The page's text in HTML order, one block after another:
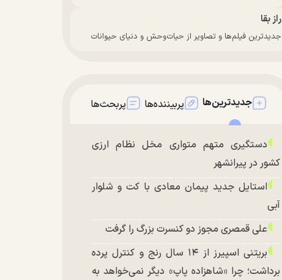
راز بقا
جدیدترین فیلم‌ها و تصاویر از حیات‌وحش و دنیای حیوانات
جدیدترین‌ها پربیننده‌ها پربحث‌ها
دستگیری متهم متواری مخل نظام ارزی
کشور در پیرانشهر
استایل جدید پیمان معادی با کت و شلوار
آبی
علی قمصری مجوز دو کنسرت بزرگ را گرفت
بریتنی اسپیرز از ۱۴ سال رنج و کنترل پرده
برداشت؛ چرا «شاهزاده پاپ» دیگر نمی‌خواهد به